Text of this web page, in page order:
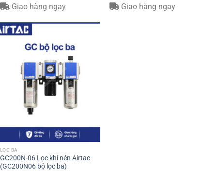
Giao hàng ngay
Giao hàng ngay
LỌC BA
GC200N-06 Lọc khí nén Airtac
(GC200N06 bộ lọc ba)